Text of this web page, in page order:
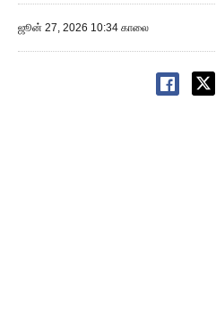
ஜூன் 27, 2026 10:34 காலை